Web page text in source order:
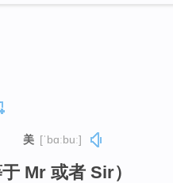
美 [ˈbɑːbuː]
Mr 或者 Sir）